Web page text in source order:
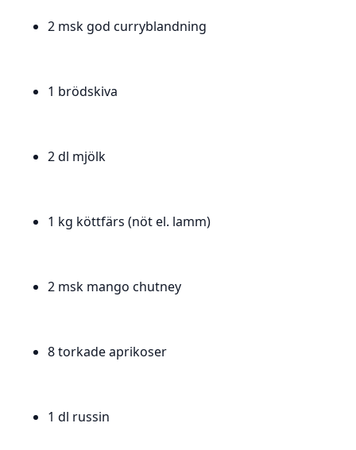
2 msk god curryblandning
1 brödskiva
2 dl mjölk
1 kg köttfärs (nöt el. lamm)
2 msk mango chutney
8 torkade aprikoser
1 dl russin